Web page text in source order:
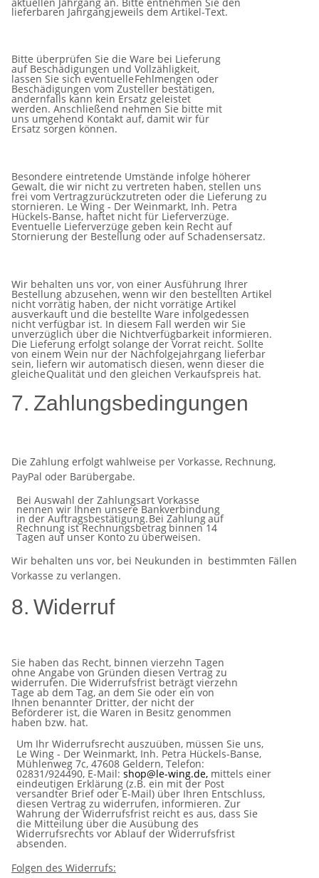
lieferbaren Jahrgangjeweils dem Artikel-Text.
Bitte überprüfen Sie die Ware bei Lieferung
auf Beschädigungen und Vollzähligkeit,
lassen Sie sich eventuelleFehlmengen oder
Beschädigungen vom Zusteller bestätigen,
andernfalls kann kein Ersatz geleistet
werden. Anschließend nehmen Sie bitte mit
uns umgehend Kontakt auf, damit wir für
Ersatz sorgen können.
Besondere eintretende Umstände infolge höherer
Gewalt, die wir nicht zu vertreten haben, stellen uns
frei vom Vertragzurückzutreten oder die Lieferung zu
stornieren. Le Wing - Der Weinmarkt, Inh. Petra
Hückels-Banse, haftet nicht für Lieferverzüge.
Eventuelle Lieferverzüge geben kein Recht auf
Stornierung der Bestellung oder auf Schadensersatz.
Wir behalten uns vor, von einer Ausführung Ihrer
Bestellung abzusehen, wenn wir den bestellten Artikel
nicht vorrätig haben, der nicht vorrätige Artikel
ausverkauft und die bestellte Ware infolgedessen
nicht verfügbar ist. In diesem Fall werden wir Sie
unverzüglich über die Nichtverfügbarkeit informieren.
Die Lieferung erfolgt solange der Vorrat reicht. Sollte
von einem Wein nur der Nachfolgejahrgang lieferbar
sein, liefern wir automatisch diesen, wenn dieser die
gleicheQualität und den gleichen Verkaufspreis hat.
7. Zahlungsbedingungen
Die Zahlung erfolgt wahlweise per Vorkasse, Rechnung,
PayPal oder Barübergabe.
Bei Auswahl der Zahlungsart Vorkasse
nennen wir Ihnen unsere Bankverbindung
in der Auftragsbestätigung.Bei Zahlung auf
Rechnung ist Rechnungsbetrag binnen 14
Tagen auf unser Konto zu überweisen.
Wir behalten uns vor, bei Neukunden in bestimmten Fällen
Vorkasse zu verlangen.
8. Widerruf
Sie haben das Recht, binnen vierzehn Tagen
ohne Angabe von Gründen diesen Vertrag zu
widerrufen. Die Widerrufsfrist beträgt vierzehn
Tage ab dem Tag, an dem Sie oder ein von
Ihnen benannter Dritter, der nicht der
Beförderer ist, die Waren in Besitz genommen
haben bzw. hat.
Um Ihr Widerrufsrecht auszuüben, müssen Sie uns,
Le Wing - Der Weinmarkt, Inh. Petra Hückels-Banse,
Mühlenweg 7c, 47608 Geldern, Telefon:
02831/924490, E-Mail: shop@le-wing.de, mittels einer
eindeutigen Erklärung (z.B. ein mit der Post
versandter Brief oder E-Mail) über Ihren Entschluss,
diesen Vertrag zu widerrufen, informieren. Zur
Wahrung der Widerrufsfrist reicht es aus, dass Sie
die Mitteilung über die Ausübung des
Widerrufsrechts vor Ablauf der Widerrufsfrist
absenden.
Folgen des Widerrufs: